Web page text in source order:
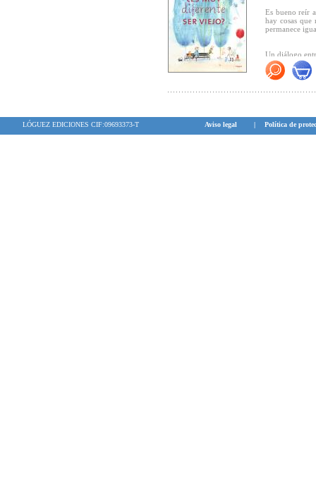
Es bueno reír
hay cosas que
permanece
Un diálogo
la vejez y
LÓGUEZ EDICIONES CIF:09693373-T Aviso legal | Política de